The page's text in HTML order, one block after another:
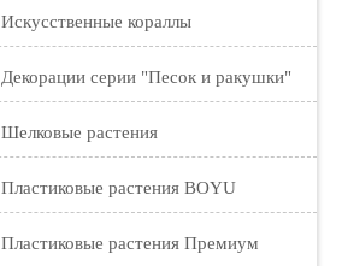
Искусственные кораллы
Декорации серии "Песок и ракушки"
Шелковые растения
Пластиковые растения BOYU
Пластиковые растения Премиум